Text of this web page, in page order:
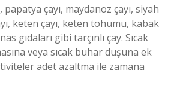
çayı, maydanoz çayı, siyah
keten çayı, keten tohumu, kabak
gıdaları gibi tarçınlı çay. Sıcak
veya sıcak buhar duşuna ek
adet azaltma ile zamana